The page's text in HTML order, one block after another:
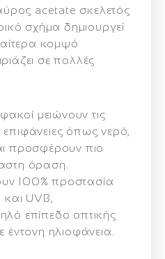
acetate σκελετός
σχήμα δημιουργεί
κομψό
σε πολλές
μειώνουν τις
όπως νερό,
προσφέρουν πιο
όραση.
100% προστασία
και UVB,
επίπεδο οπτικής
ηλιοφάνεια.